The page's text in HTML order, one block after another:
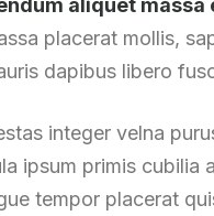
aliquet massa
placerat mollis,
dapibus libero
integer velna
ipsum primis
tempor placerat